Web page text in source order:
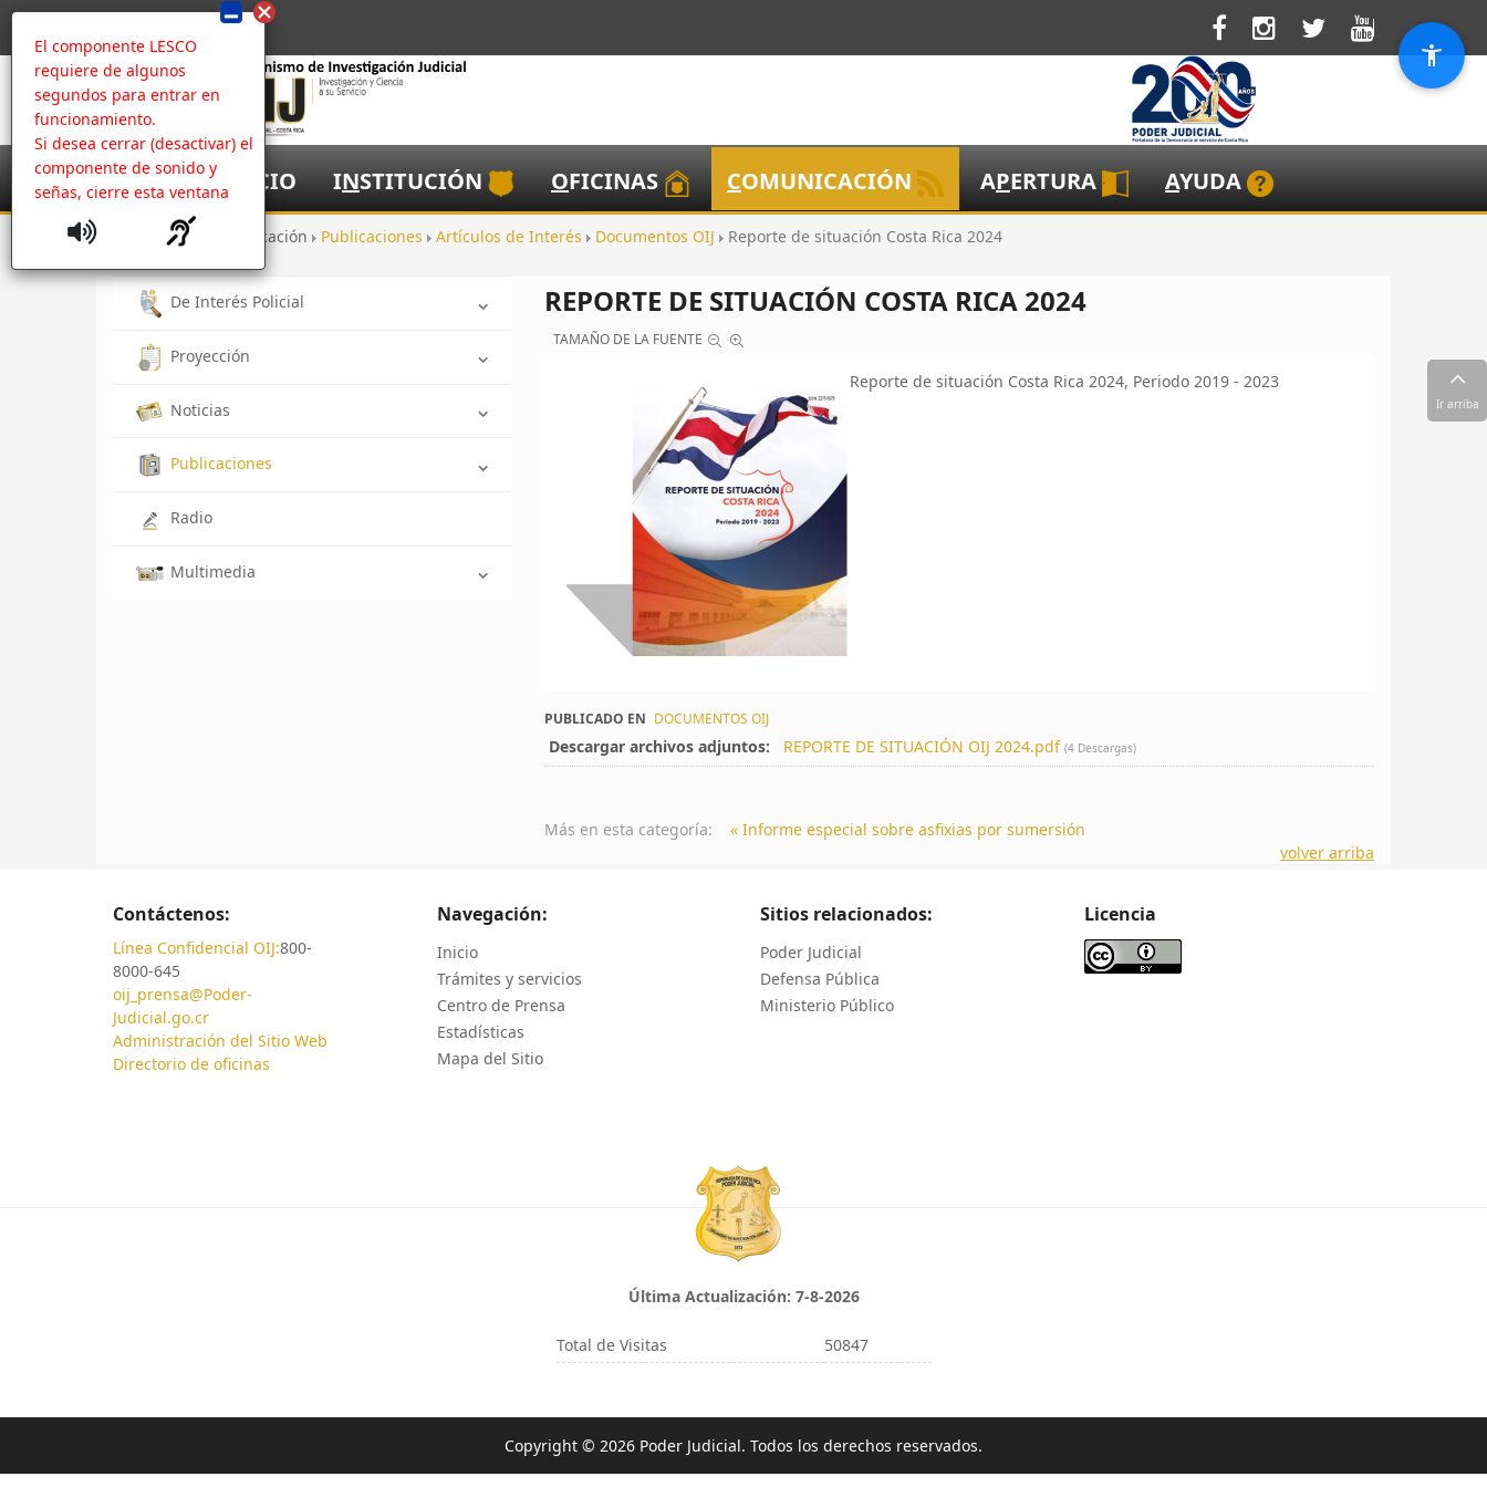
El componente LESCO
requiere de algunos
segundos para entrar en
funcionamiento.
Si desea cerrar (desactivar) el
componente de sonido y
señas, cierre esta ventana
NICIO INSTITUCIÓN OFICINAS COMUNICACIÓN APERTURA AYUDA
Inicio Comunicación Publicaciones Artículos de Interés Documentos OIJ Reporte de situación Costa Rica 2024
De Interés Policial
Proyección
Noticias
Publicaciones
Radio
Multimedia
REPORTE DE SITUACIÓN COSTA RICA 2024
TAMAÑO DE LA FUENTE
Reporte de situación Costa Rica 2024, Periodo 2019 - 2023
PUBLICADO EN DOCUMENTOS OIJ
Descargar archivos adjuntos: REPORTE DE SITUACIÓN OIJ 2024.pdf (4 Descargas)
Más en esta categoría:
« Informe especial sobre asfixias por sumersión
volver arriba
Contáctenos:
Línea Confidencial OIJ:800-
8000-645
oij_prensa@Poder-
Judicial.go.cr
Administración del Sitio Web
Directorio de oficinas
Navegación:
Inicio
Trámites y servicios
Centro de Prensa
Estadísticas
Mapa del Sitio
Sitios relacionados:
Poder Judicial
Defensa Pública
Ministerio Público
Licencia
Última Actualización: 7-8-2026
Total de Visitas 50847
Copyright © 2026 Poder Judicial. Todos los derechos reservados.
Ir arriba